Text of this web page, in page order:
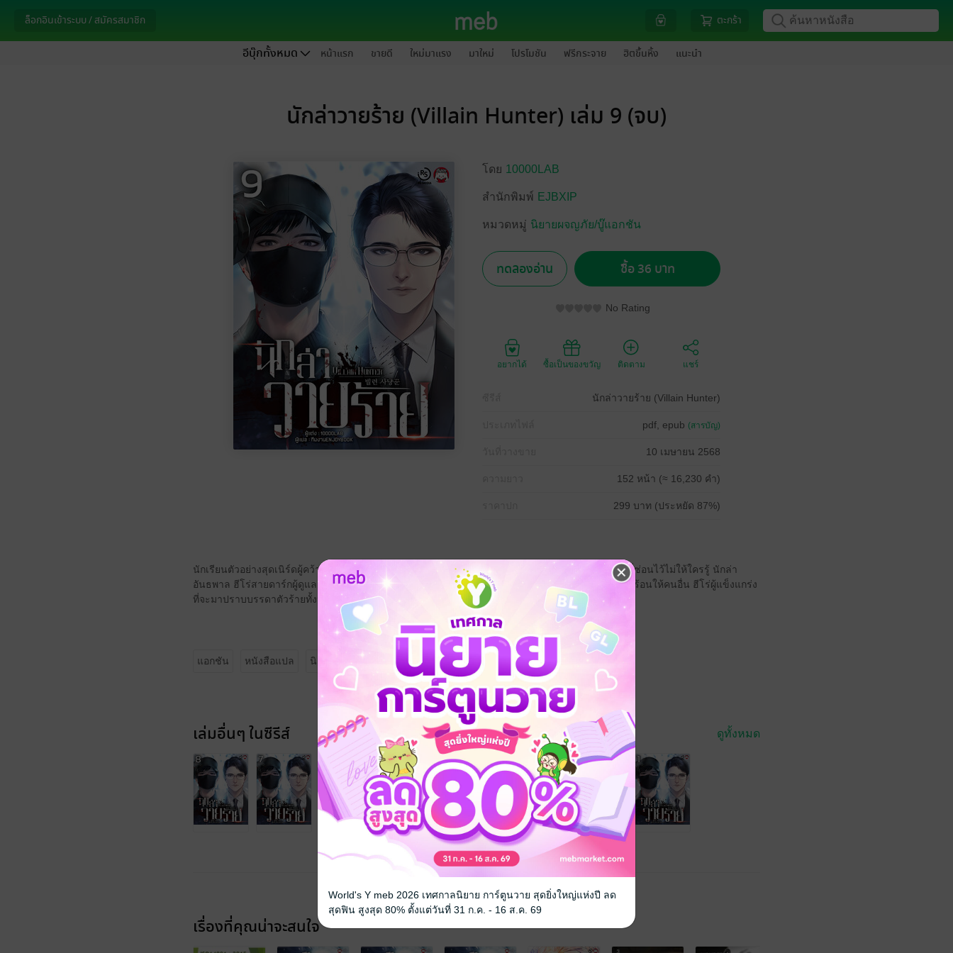
ล็อกอินเข้าระบบ / สมัครสมาชิก ตะกร้า
อีบุ๊กทั้งหมด หน้าแรก ขายดี ใหม่มาแรง มาใหม่ โปรโมชัน ฟรีกระจาย ฮิตขึ้นหิ้ง แนะนำ
นักล่าวายร้าย (Villain Hunter) เล่ม 9 (จบ)
โดย 10000LAB
สำนักพิมพ์ EJBXIP
หมวดหมู่ นิยายผจญภัย/บู๊แอกชัน
ทดลองอ่าน ซื้อ 36 บาท
No Rating
อยากได้ ซื้อเป็นของขวัญ ติดตาม แชร์
นักล่าวายร้าย (Villain Hunter)
pdf, epub (สารบัญ)
10 เมษายน 2568
152 หน้า (≈ 16,230 คำ)
299 บาท (ประหยัด 87%)
นักเรียนตัวอย่างสุดเนิร์ดผู้คว้าคะแนนเต็มทุกวิชาและเป็นลูกรักของบรรดาอาจารย์ แต่เขากลับมีอีกด้านที่ซ่อนไว้ไม่ให้ใครรู้ นักล่า
อันธพาล ฮีโร่สายดาร์กผู้ดูแลดาร์กเว็บที่จะมาจัดการเหล่านักเลงและอันธพาล ทั้งหลายที่สร้างความเดือดร้อนให้คนอื่น ฮีโร่ผู้แข็งแกร่ง
ที่จะมาปราบบรรดาตัวร้ายทั้งหลายให้ราบคาบ (บทที่ 401-411จบ)
แอกชัน หนังสือแปล นิยายเกาหลีแปล
เล่มอื่นๆ ในซีรีส์ ดูทั้งหมด
เรื่องที่คุณน่าจะสนใจ
World's Y meb 2026 เทศกาลนิยาย การ์ตูนวาย สุดยิ่งใหญ่แห่งปี ลด
สุดฟิน สูงสุด 80% ตั้งแต่วันที่ 31 ก.ค. - 16 ส.ค. 69